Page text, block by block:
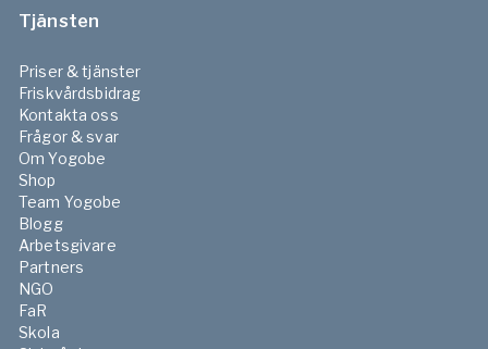
Tjänsten
Priser & tjänster
Friskvårdsbidrag
Kontakta oss
Frågor & svar
Om Yogobe
Shop
Team Yogobe
Blogg
Arbetsgivare
Partners
NGO
FaR
Skola